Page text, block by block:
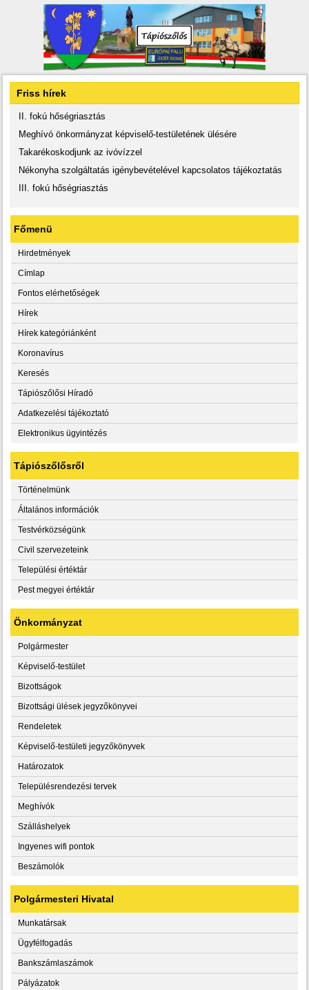
Friss hírek
II. fokú hőségriasztás
Meghívó önkormányzat képviselő-testületének ülésére
Takarékoskodjunk az ivóvízzel
Nékonyha szolgáltatás igénybevételével kapcsolatos tájékoztatás
III. fokú hőségriasztás
Főmenü
Hirdetmények
Címlap
Fontos elérhetőségek
Hírek
Hírek kategóriánként
Koronavírus
Keresés
Tápiószőlősi Híradó
Adatkezelési tájékoztató
Elektronikus ügyintézés
Tápiószőlősről
Történelmünk
Általános információk
Testvérközségünk
Civil szervezeteink
Települési értéktár
Pest megyei értéktár
Önkormányzat
Polgármester
Képviselő-testület
Bizottságok
Bizottsági ülések jegyzőkönyvei
Rendeletek
Képviselő-testületi jegyzőkönyvek
Határozatok
Településrendezési tervek
Meghívók
Szálláshelyek
Ingyenes wifi pontok
Beszámolók
Polgármesteri Hivatal
Munkatársak
Ügyfélfogadás
Bankszámlaszámok
Pályázatok